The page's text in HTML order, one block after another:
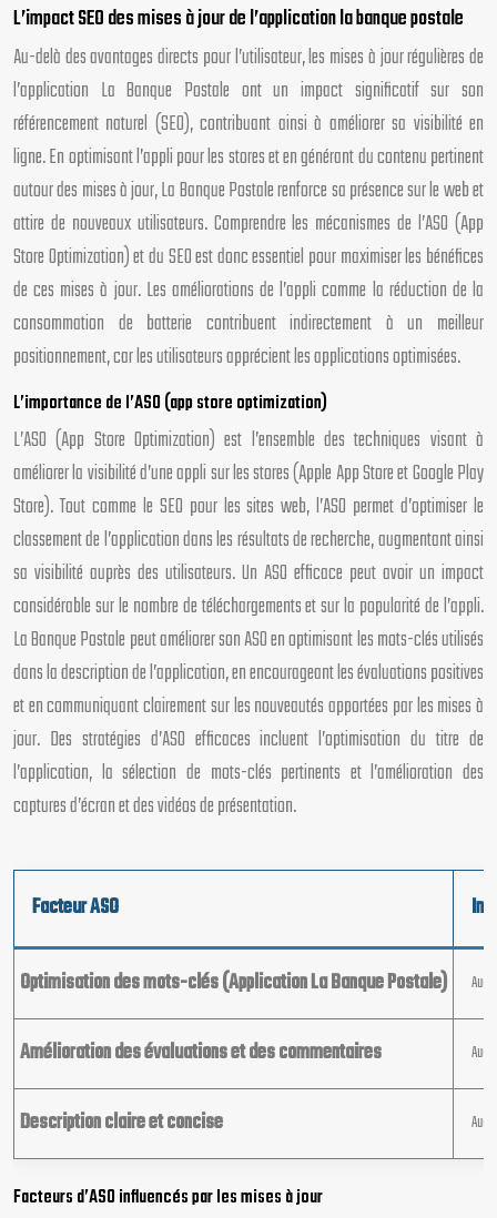
L’impact SEO des mises à jour de l’application la banque postale
Au-delà des avantages directs pour l’utilisateur, les mises à jour régulières de
l’application La Banque Postale ont un impact significatif sur son
référencement naturel (SEO), contribuant ainsi à améliorer sa visibilité en
ligne. En optimisant l’appli pour les stores et en générant du contenu pertinent
autour des mises à jour, La Banque Postale renforce sa présence sur le web et
attire de nouveaux utilisateurs. Comprendre les mécanismes de l’ASO (App
Store Optimization) et du SEO est donc essentiel pour maximiser les bénéfices
de ces mises à jour. Les améliorations de l’appli comme la réduction de la
consommation de batterie contribuent indirectement à un meilleur
positionnement, car les utilisateurs apprécient les applications optimisées.
L’importance de l’ASO (app store optimization)
L’ASO (App Store Optimization) est l’ensemble des techniques visant à
améliorer la visibilité d’une appli sur les stores (Apple App Store et Google Play
Store). Tout comme le SEO pour les sites web, l’ASO permet d’optimiser le
classement de l’application dans les résultats de recherche, augmentant ainsi
sa visibilité auprès des utilisateurs. Un ASO efficace peut avoir un impact
considérable sur le nombre de téléchargements et sur la popularité de l’appli.
La Banque Postale peut améliorer son ASO en optimisant les mots-clés utilisés
dans la description de l’application, en encourageant les évaluations positives
et en communiquant clairement sur les nouveautés apportées par les mises à
jour. Des stratégies d’ASO efficaces incluent l’optimisation du titre de
l’application, la sélection de mots-clés pertinents et l’amélioration des
captures d’écran et des vidéos de présentation.
Facteur ASO
Optimisation des mots-clés (Application La Banque Postale)
Amélioration des évaluations et des commentaires
Description claire et concise
Facteurs d’ASO influencés par les mises à jour